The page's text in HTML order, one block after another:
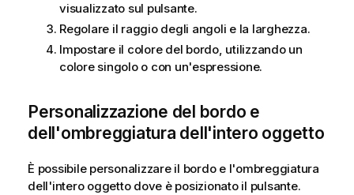
visualizzato sul pulsante.
Regolare il raggio degli angoli e la larghezza.
Impostare il colore del bordo, utilizzando un
colore singolo o con un'espressione.
Personalizzazione del bordo e
dell'ombreggiatura dell'intero oggetto
È possibile personalizzare il bordo e l'ombreggiatura
dell'intero oggetto dove è posizionato il pulsante.